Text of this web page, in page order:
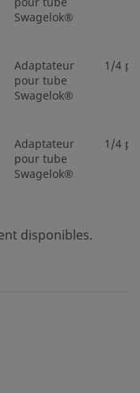
Swagelok®
Adaptateur
pour tube
Swagelok®
1/4 po
Adaptateur
pour tube
Swagelok®
1/4 po
disponibles.